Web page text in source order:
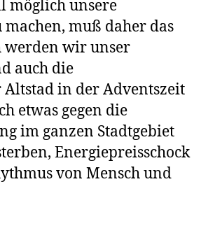
möglich unsere
muß daher das
werden wir unser
auch die
in der Adventszeit
etwas gegen die
im ganzen Stadtgebiet
Energiepreisschock
von Mensch und